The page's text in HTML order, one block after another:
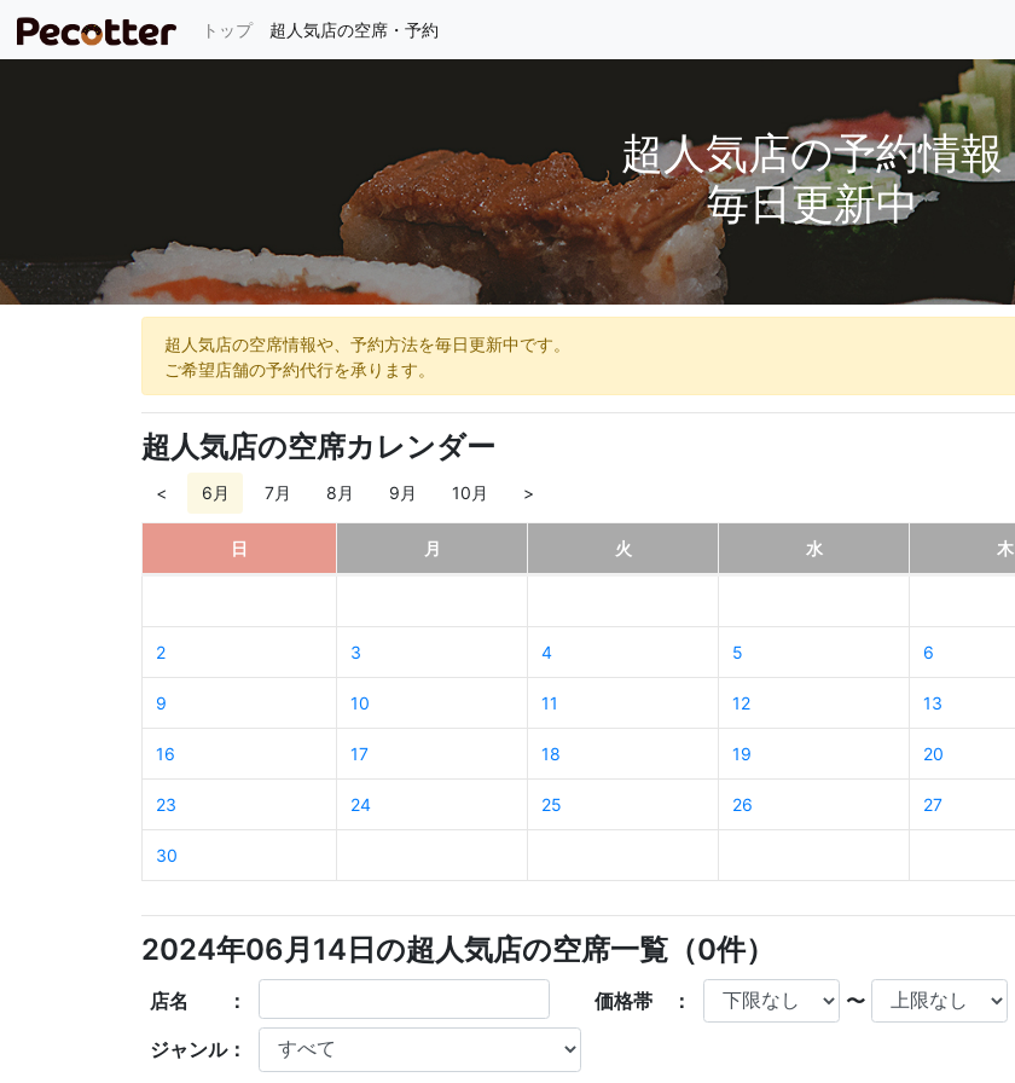
トップ(current)
超人気店の空席・予約
超人気店の予約情報
毎日更新中
超人気店の空席情報や、予約方法を毎日更新中です。
ご希望店舗の予約代行を承ります。
超人気店の空席カレンダー
< 6月 7月 8月 9月 10月 >
日 月 火 水 木
2 3 4 5 6
9 10 11 12 13
16 17 18 19 20
23 24 25 26 27
30
2024年06月14日の超人気店の空席一覧（0件）
店名 ： 価格帯 ： 〜
ジャンル：